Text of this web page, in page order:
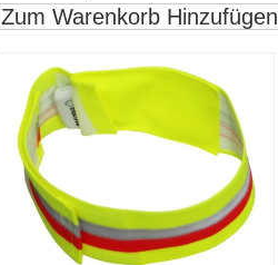
Zum Warenkorb Hinzufügen